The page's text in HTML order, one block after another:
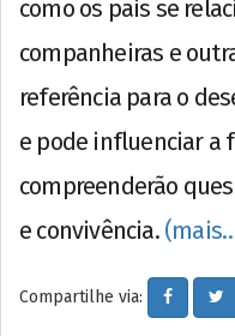
como os pais se
companheiras e
referência para o
e pode influenciar a
compreenderão
e convivência.
Compartilhe via: